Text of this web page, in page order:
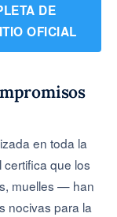
DE
OFICIAL
en toda la
que los
muelles — han
nocivas para la